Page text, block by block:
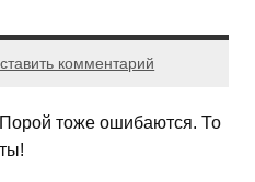
комментарий
тоже ошибаются. То